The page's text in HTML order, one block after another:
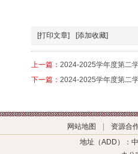
[打印文章] [添加收藏]
上一篇： 2024-2025学年度第二
下一篇： 2024-2025学年度第二
网站地图 |
资源合
地址（ADD）：